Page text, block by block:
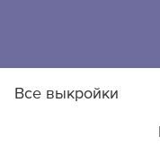
Все выкройки